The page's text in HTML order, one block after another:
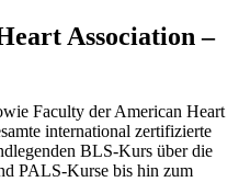
Association –
Faculty der American Heart
international zertifizierte
BLS-Kurs über die
PALS-Kurse bis hin zum